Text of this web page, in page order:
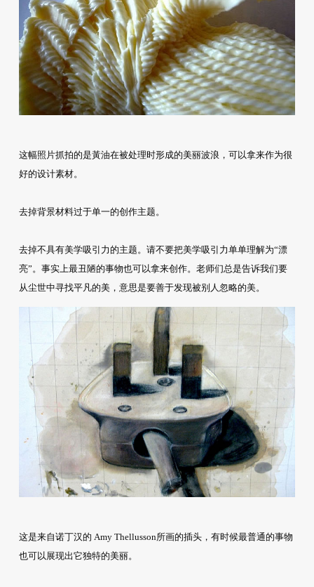
这幅照片抓拍的是黃油在被处理时形成的美丽波浪，可以拿来作为很
好的设计素材。
去掉背景材料过于单一的创作主题。
去掉不具有美学吸引力的主题。请不要把美学吸引力单单理解为“漂
亮”。事实上最丑陋的事物也可以拿来创作。老师们总是告诉我们要
从尘世中寻找平凡的美，意思是要善于发现被别人忽略的美。
这是来自诺丁汉的 Amy Thellusson所画的插头，有时候最普通的事物
也可以展现出它独特的美丽。